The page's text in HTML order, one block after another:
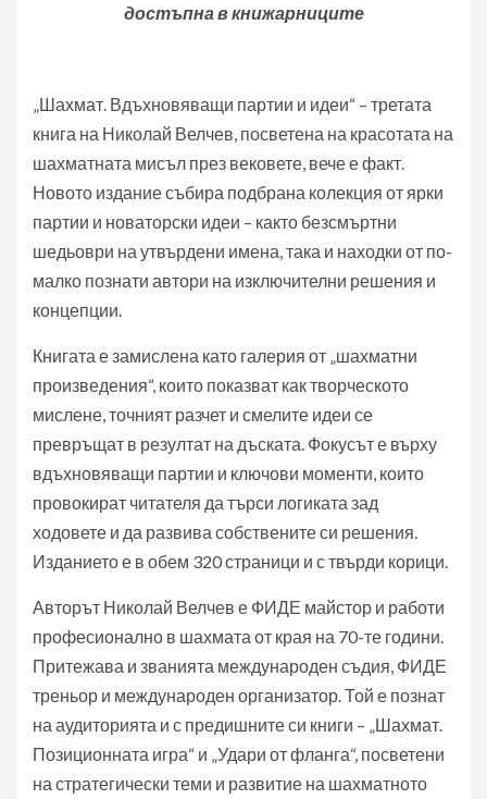
достъпна в книжарниците
„Шахмат. Вдъхновяващи партии и идеи“ – третата
книга на Николай Велчев, посветена на красотата на
шахматната мисъл през вековете, вече е факт.
Новото издание събира подбрана колекция от ярки
партии и новаторски идеи – както безсмъртни
шедьоври на утвърдени имена, така и находки от по-
малко познати автори на изключителни решения и
концепции.
Книгата е замислена като галерия от „шахматни
произведения“, които показват как творческото
мислене, точният разчет и смелите идеи се
превръщат в резултат на дъската. Фокусът е върху
вдъхновяващи партии и ключови моменти, които
провокират читателя да търси логиката зад
ходовете и да развива собствените си решения.
Изданието е в обем 320 страници и с твърди корици.
Авторът Николай Велчев е ФИДЕ майстор и работи
професионално в шахмата от края на 70-те години.
Притежава и званията международен съдия, ФИДЕ
треньор и международен организатор. Той е познат
на аудиторията и с предишните си книги – „Шахмат.
Позиционната игра“ и „Удари от фланга“, посветени
на стратегически теми и развитие на шахматното